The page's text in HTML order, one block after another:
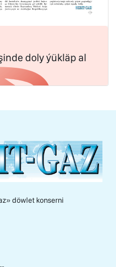
doly ýükläp al
döwlet konserni